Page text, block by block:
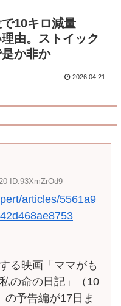
10キロ減量
由。ストイック
か非か
2026.04.21
ID:93XmZrOd9
articles/5561a9
る映画「ママがも
の命の日記」（10
の予告編が17日ま